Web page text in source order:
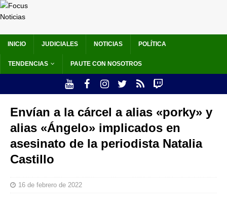
INICIO JUDICIALES NOTICIAS POLÍTICA
TENDENCIAS PAUTE CON NOSOTROS
Envían a la cárcel a alias «porky» y
alias «Ángelo» implicados en
asesinato de la periodista Natalia
Castillo
16 de febrero de 2022